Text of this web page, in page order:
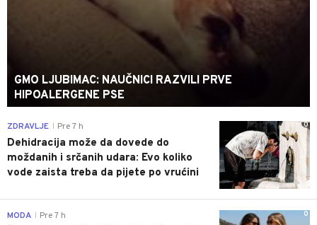
GMO LJUBIMAC: NAUČNICI RAZVILI PRVE
HIPOALERGENE PSE
0
ZDRAVLJE Pre 7 h
Dehidracija može da dovede do
moždanih i srčanih udara: Evo koliko
vode zaista treba da pijete po vrućini
0
MODA Pre 7 h